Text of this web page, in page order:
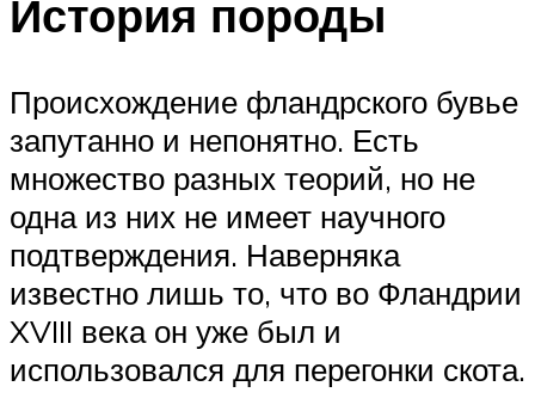
История породы
Происхождение фландрского бувье
запутанно и непонятно. Есть
множество разных теорий, но не
одна из них не имеет научного
подтверждения. Наверняка
известно лишь то, что во Фландрии
XVIII века он уже был и
использовался для перегонки скота.